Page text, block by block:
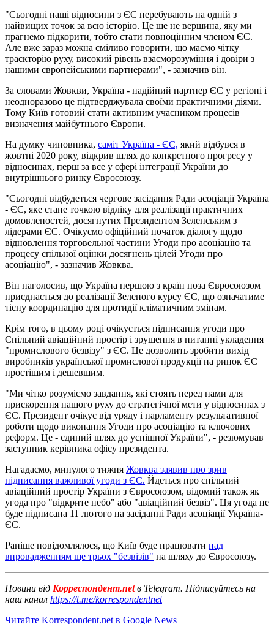
"Сьогодні наші відносини з ЄС перебувають на одній з
найвищих точок за всю історію. Це ще не вершина, яку ми
прагнемо підкорити, тобто стати повноцінним членом ЄС.
Але вже зараз можна сміливо говорити, що маємо чітку
траєкторію руху, високий рівень взаєморозуміння і довіри з
нашими європейськими партнерами", - зазначив він.
За словами Жовкви, Україна - надійний партнер ЄС у регіоні і
неодноразово це підтверджувала своїми практичними діями.
Тому Київ готовий стати активним учасником процесів
визначення майбутнього Європи.
На думку чиновника, саміт Україна - ЄС, який відбувся в
жовтні 2020 року, відкрив шлях до конкретного прогресу у
відносинах, перш за все у сфері інтеграції України до
внутрішнього ринку Євросоюзу.
"Сьогодні відбудеться чергове засідання Ради асоціації Україна
- ЄС, яке стане точкою відліку для реалізації практичних
домовленостей, досягнутих Президентом Зеленським з
лідерами ЄС. Очікуємо офіційний початок діалогу щодо
відновлення торговельної частини Угоди про асоціацію та
процесу спільної оцінки досягнень цілей Угоди про
асоціацію", - зазначив Жовква.
Він наголосив, що Україна першою з країн поза Євросоюзом
приєднається до реалізації Зеленого курсу ЄС, що означатиме
тісну координацію для протидії кліматичним змінам.
Крім того, в цьому році очікується підписання угоди про
Спільний авіаційний простір і зрушення в питанні укладення
"промислового безвізу" з ЄС. Це дозволить зробити вихід
виробників української промислової продукції на ринок ЄС
простішим і дешевшим.
"Ми чітко розуміємо завдання, які стоять перед нами для
прискорення нашого руху до стратегічної мети у відносинах з
ЄС. Президент очікує від уряду і парламенту результативної
роботи щодо виконання Угоди про асоціацію та ключових
реформ. Це - єдиний шлях до успішної України", - резюмував
заступник керівника офісу президента.
Нагадаємо, минулого тижня Жовква заявив про зрив
підписання важливої ​​угоди з ЄС. Йдеться про спільний
авіаційний простір України з Євросоюзом, відомий також як
угода про "відкрите небо" або "авіаційний безвіз". Ця угода не
буде підписана 11 лютого на засіданні Ради асоціації Україна-
ЄС.
Раніше повідомлялося, що Київ буде працювати над
впровадженням ще трьох "безвізів" на шляху до Євросоюзу.
Новини від Корреспондент.netв Telegram. Підписуйтесь на
наш канал https://t.me/korrespondentnet
Читайте Korrespondent.net в Google News